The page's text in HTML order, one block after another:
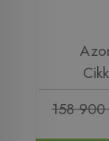
158 900